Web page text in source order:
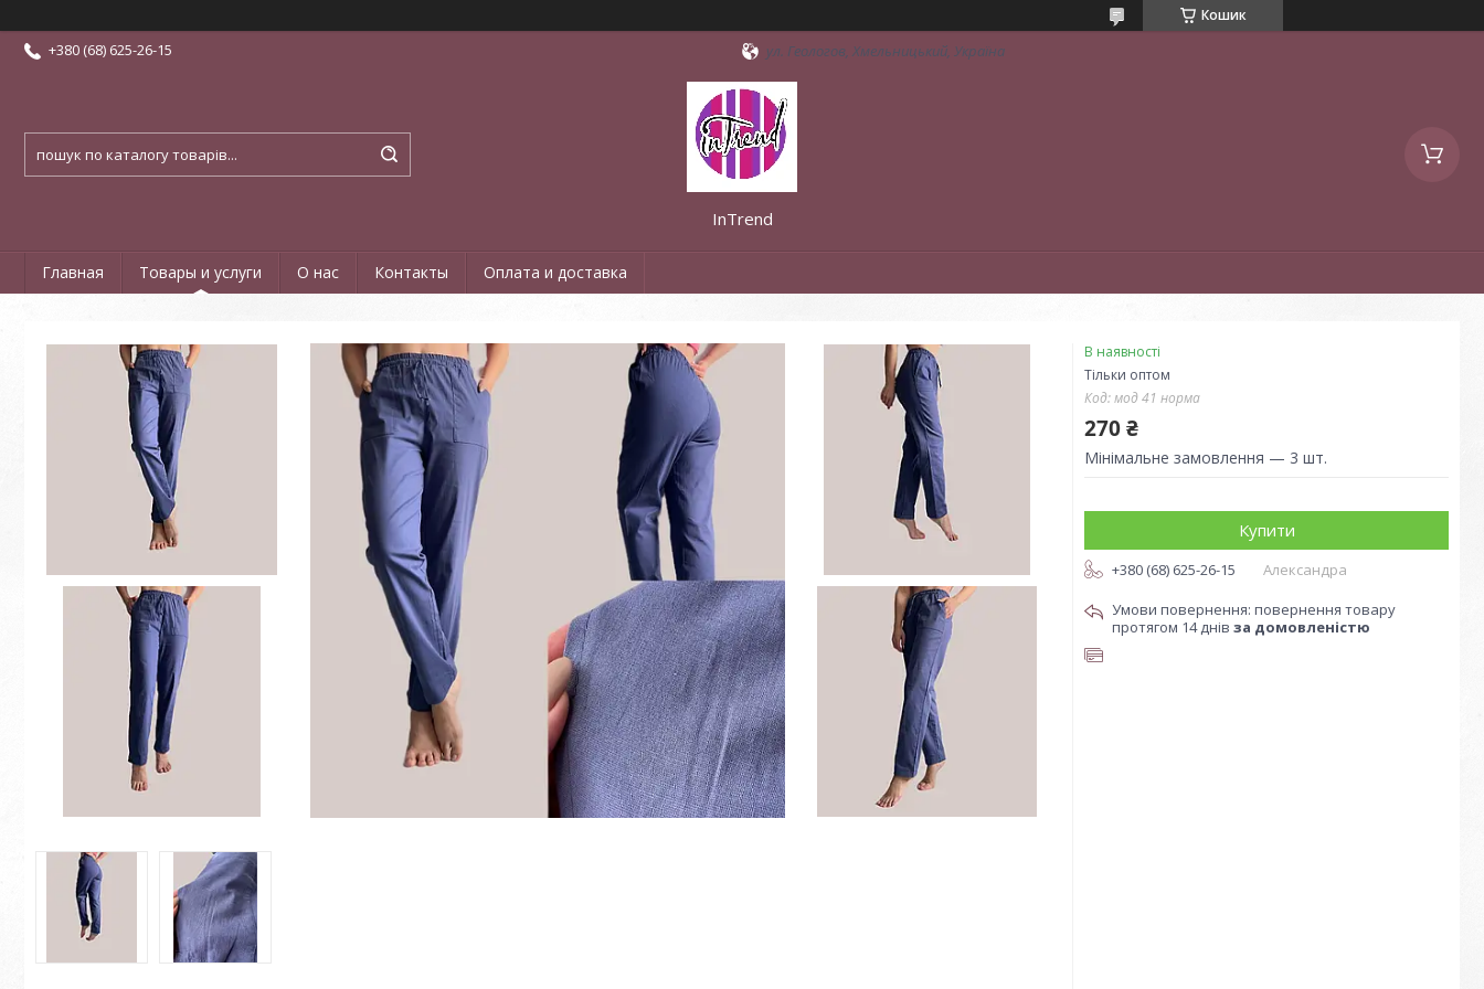
Кошик
+380 (68) 625-26-15 ул. Геологов, Хмельницький, Україна
InTrend
Главная Товары и услуги О нас Контакты Оплата и доставка
В наявності
Тільки оптом
Код:мод 41 норма
270 ₴
Мінімальне замовлення — 3 шт.
Купити
+380 (68) 625-26-15
Александра
повернення товару
протягом 14 днів за домовленістю